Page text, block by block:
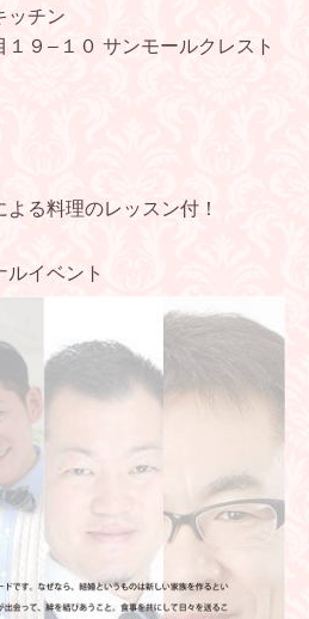
ッチン
９−１０ サンモールクレスト
る料理のレッスン付！
ルイベント